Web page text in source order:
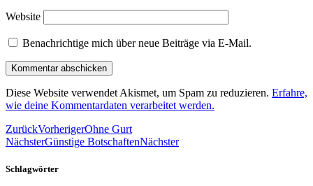
Website
Benachrichtige mich über neue Beiträge via E-Mail.
Diese Website verwendet Akismet, um Spam zu reduzieren. Erfahre,
wie deine Kommentardaten verarbeitet werden.
ZurückVorherigerOhne Gurt
NächsterGünstige BotschaftenNächster
Schlagwörter